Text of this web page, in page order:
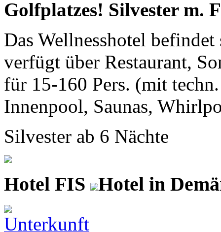
Golfplatzes! Silvester m.
Das Wellnesshotel
verfügt über Restaurant,
für 15-160 Pers. (mit
Innenpool, Saunas,
Silvester ab 6 Nächte
Hotel FIS Hotel in